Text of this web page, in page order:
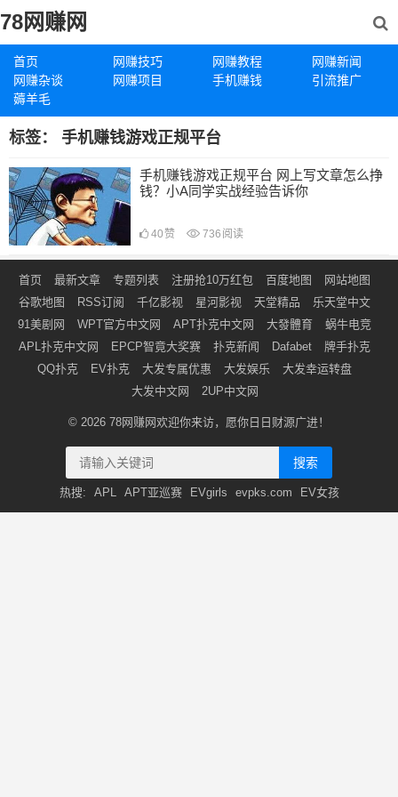
78网赚网
首页 网赚技巧 网赚教程
网赚新闻
网赚杂谈
网赚项目 手机赚钱
引流推广
薅羊毛
标签： 手机赚钱游戏正规平台
手机赚钱游戏正规平台 网上写文章怎么挣
钱？小A同学实战经验告诉你
40 赞 736 阅读
首页 最新文章 专题列表 注册抢10万红包 百度地图
网站地图
谷歌地图
RSS订阅 千亿影视 星河影视 天堂精品
乐天堂中文
91美剧网
WPT官方中文网 APT扑克中文网 大發體育
蜗牛电竞
APL扑克中文网
EPCP智竟大奖赛 扑克新闻 Dafabet
牌手扑克
QQ扑克
EV扑克 大发专属优惠 大发娱乐
大发幸运转盘
大发中文网
2UP中文网
© 2026 78网赚网欢迎你来访，愿你日日财源广进！
搜索
热搜: APL APT亚巡赛 EVgirls evpks.com EV女孩